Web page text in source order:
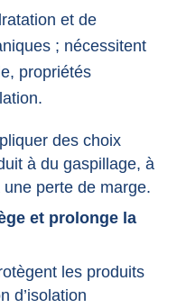
et de
; nécessitent
propriétés
des choix
à du gaspillage, à
perte de marge.
et prolonge la
les produits
d’isolation